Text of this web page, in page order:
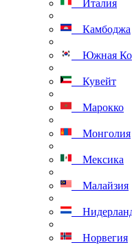
Италия
Камбоджа
Южная
Кувейт
Марокко
Монголия
Мексика
Малайзия
Норвегия